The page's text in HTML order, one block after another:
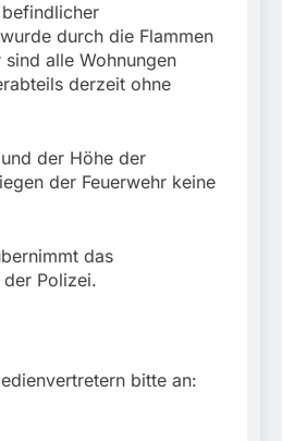
durch die Flammen
alle Wohnungen
derzeit ohne
der Höhe der
der Feuerwehr keine
das
Polizei.
bitte an: